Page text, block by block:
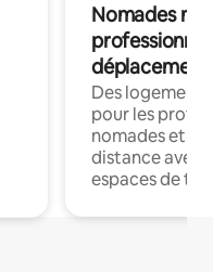
Nomades
déplacement
Des
pour les
nomades et
distance avec
espaces de